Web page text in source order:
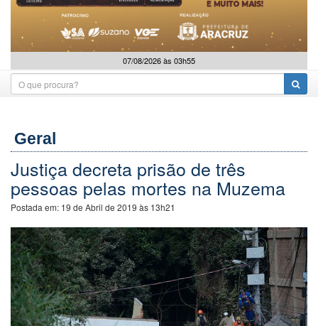
07/08/2026 às 03h55
Geral
Justiça decreta prisão de três
pessoas pelas mortes na Muzema
Postada em: 19 de Abril de 2019 às 13h21